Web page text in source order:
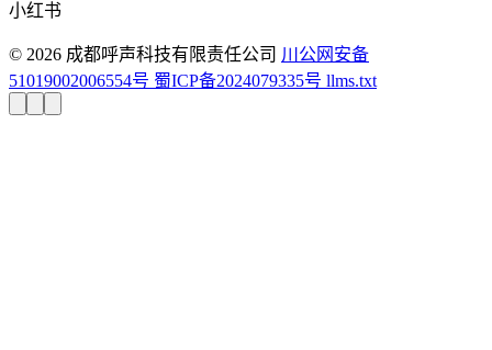
小红书
© 2026 成都呼声科技有限责任公司 川公网安备
51019002006554号 蜀ICP备2024079335号 llms.txt